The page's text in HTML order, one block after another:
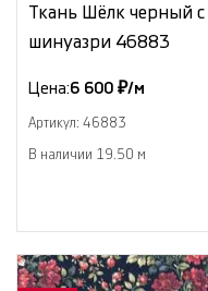
Ткань Шёлк черный
шинуазри 46883
Цена:6 600 ₽/м
Артикул: 46883
В наличии 19.50 м